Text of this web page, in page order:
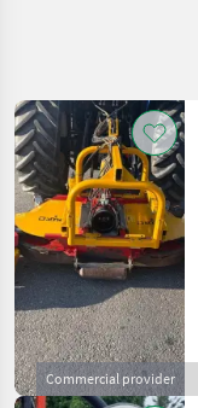
Commercial provider